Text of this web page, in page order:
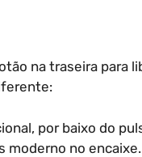
na traseira para
por baixo do
moderno no encaixe.